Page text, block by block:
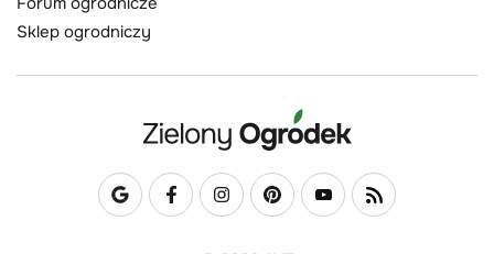
Sklep ogrodniczy